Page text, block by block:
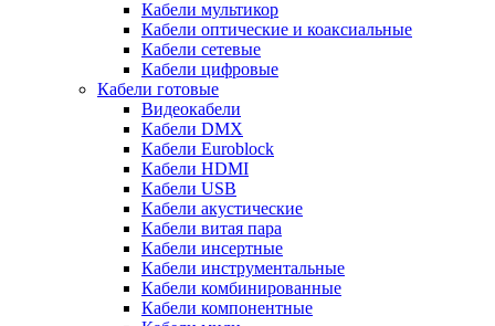
Кабели мультикор
Кабели оптические и коаксиальные
Кабели сетевые
Кабели цифровые
Кабели готовые
Видеокабели
Кабели DMX
Кабели Euroblock
Кабели HDMI
Кабели USB
Кабели акустические
Кабели витая пара
Кабели инсертные
Кабели инструментальные
Кабели комбинированные
Кабели компонентные